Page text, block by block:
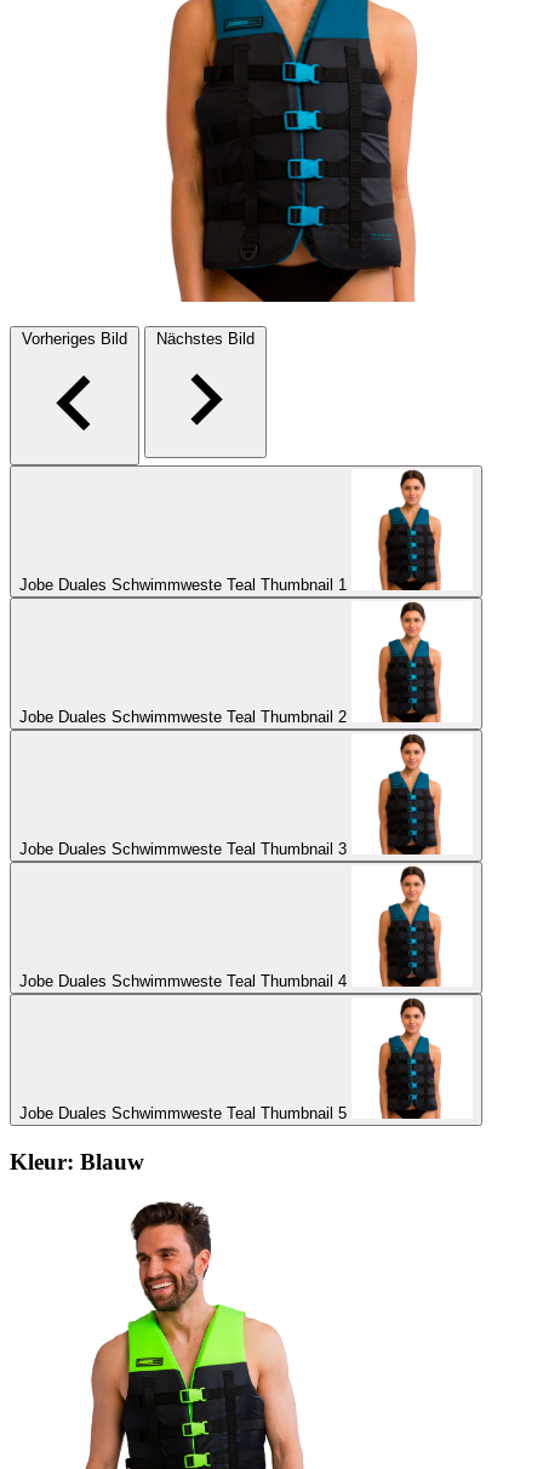
Vorheriges Bild Nächstes Bild
Jobe Duales Schwimmweste Teal Thumbnail 1
Jobe Duales Schwimmweste Teal Thumbnail 2
Jobe Duales Schwimmweste Teal Thumbnail 3
Jobe Duales Schwimmweste Teal Thumbnail 4
Jobe Duales Schwimmweste Teal Thumbnail 5
Kleur: Blauw